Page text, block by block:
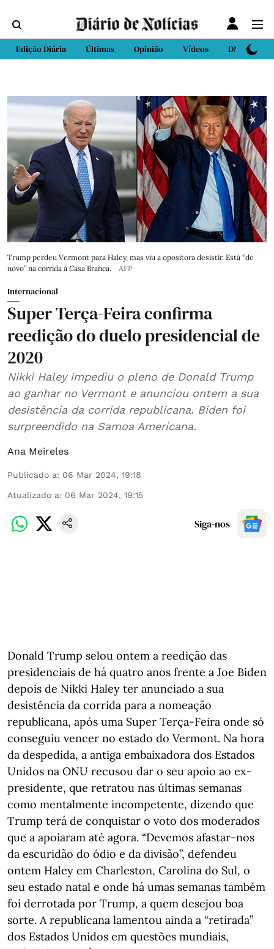
Edição Diária Últimas Opinião Vídeos DN Sport
Trump perdeu Vermont para Haley, mas viu a opositora desistir. Está “de
novo” na corrida à Casa Branca.
AFP
Internacional
Super Terça-Feira confirma
reedição do duelo presidencial de
2020
Nikki Haley impediu o pleno de Donald Trump
ao ganhar no Vermont e anunciou ontem a sua
desistência da corrida republicana. Biden foi
surpreendido na Samoa Americana.
Ana Meireles
Publicado a: 06 Mar 2024, 19:18
Atualizado a: 06 Mar 2024, 19:15
Siga-nos
Donald Trump selou ontem a reedição das
presidenciais de há quatro anos frente a Joe Biden
depois de Nikki Haley ter anunciado a sua
desistência da corrida para a nomeação
republicana, após uma Super Terça-Feira onde só
conseguiu vencer no estado do Vermont. Na hora
da despedida, a antiga embaixadora dos Estados
Unidos na ONU recusou dar o seu apoio ao ex-
presidente, que retratou nas últimas semanas
como mentalmente incompetente, dizendo que
Trump terá de conquistar o voto dos moderados
que a apoiaram até agora. “Devemos afastar-nos
da escuridão do ódio e da divisão”, defendeu
ontem Haley em Charleston, Carolina do Sul, o
seu estado natal e onde há umas semanas também
foi derrotada por Trump, a quem desejou boa
sorte. A republicana lamentou ainda a “retirada”
dos Estados Unidos em questões mundiais,